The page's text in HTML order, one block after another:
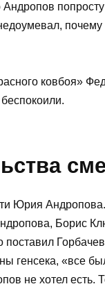
ковбоя»
Юрия
Борис
поставил
генсека, «все
не хотел есть.